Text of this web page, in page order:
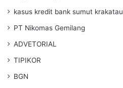
kasus kredit bank sumut krakatau
PT Nikomas Gemilang
ADVETORIAL
TIPIKOR
BGN